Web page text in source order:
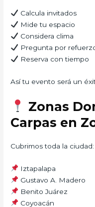
Calcula invitados
Mide tu espacio
Considera clima
Pregunta por
Reserva con tiempo
Así tu evento será un
Zonas
Carpas en
Cubrimos toda la ciudad:
Iztapalapa
Gustavo A. Madero
Benito Juárez
Coyoacán